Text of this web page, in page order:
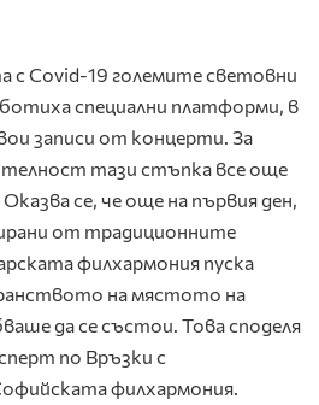
с Covid-19 големите световни
специални платформи, в
записи от концерти. За
тази стъпка все още
се, че още на първия ден,
от традиционните
филхармония пуска
на мястото на
да се състои. Това споделя
по Връзки с
филхармония.